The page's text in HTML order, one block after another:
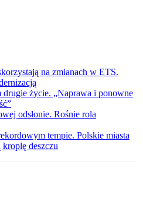
na zmianach w ETS.
drugie życie. „Naprawa i ponowne
odsłonie. Rośnie rola
tempie. Polskie miasta
deszczu